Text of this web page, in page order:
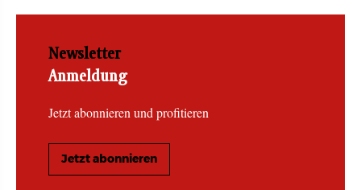
Newsletter
Anmeldung
Jetzt abonnieren und profitieren
Jetzt abonnieren